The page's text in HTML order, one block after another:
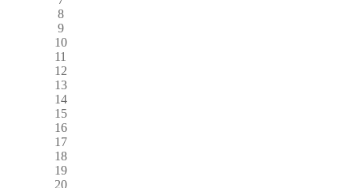
8
9
10
11
12
13
14
15
16
17
18
19
20